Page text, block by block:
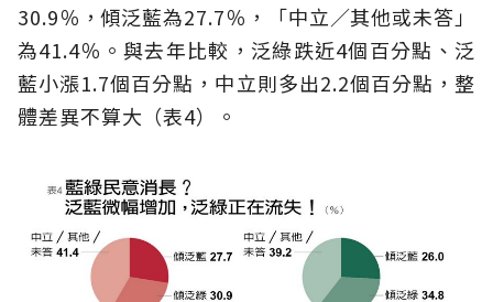
30.9％，傾泛藍為27.7％，「中立／其他或未答」
為41.4％。與去年比較，泛綠跌近4個百分點、泛
藍小漲1.7個百分點，中立則多出2.2個百分點，整
體差異不算大（表4）。